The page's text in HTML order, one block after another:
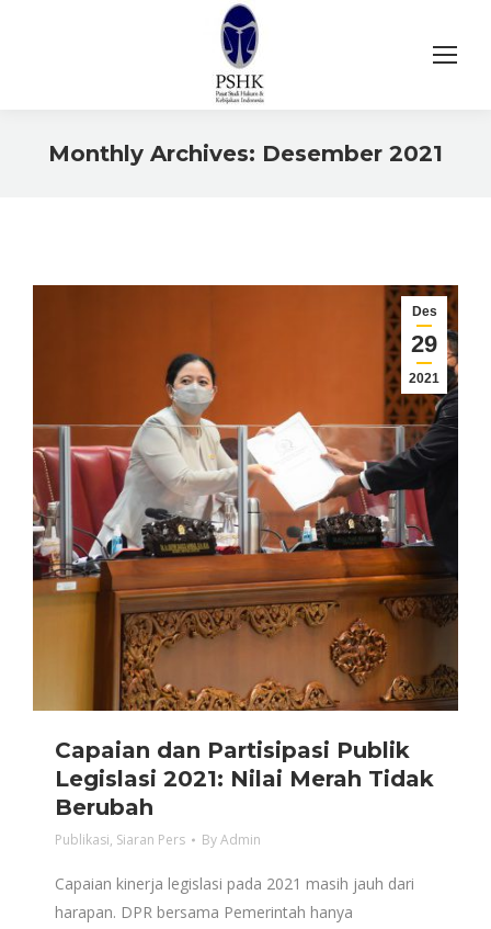
Monthly Archives: Desember 2021
Des
29
2021
Capaian dan Partisipasi Publik
Legislasi 2021: Nilai Merah Tidak
Berubah
Publikasi, Siaran Pers ByAdmin
Capaian kinerja legislasi pada 2021 masih jauh dari
harapan. DPR bersama Pemerintah hanya